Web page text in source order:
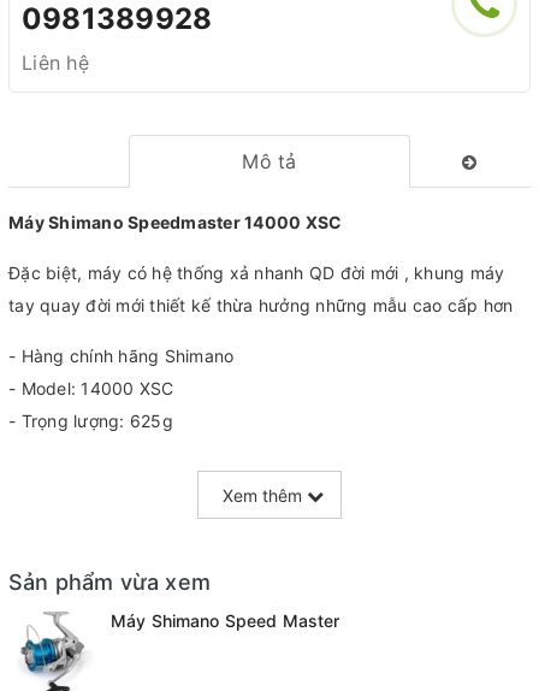
0981389928
Liên hệ
Mô tả
Máy Shimano Speedmaster 14000 XSC
Đặc biệt, máy có hệ thống xả nhanh QD đời mới , khung máy
tay quay đời mới thiết kế thừa hưởng những mẫu cao cấp hơn
- Hàng chính hãng Shimano
- Model: 14000 XSC
- Trọng lượng: 625g
- Sức chứa dây (mm/m): 0.35/500, 0.40/400, 0.45/300
- Sản xuất tại Malaysia
Xem thêm
Sản phẩm vừa xem
Máy Shimano Speed Master